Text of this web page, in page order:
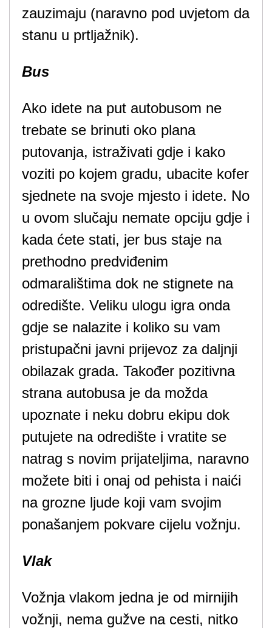
zauzimaju (naravno pod uvjetom da
stanu u prtljažnik).
Bus
Ako idete na put autobusom ne
trebate se brinuti oko plana
putovanja, istraživati gdje i kako
voziti po kojem gradu, ubacite kofer
sjednete na svoje mjesto i idete. No
u ovom slučaju nemate opciju gdje i
kada ćete stati, jer bus staje na
prethodno predviđenim
odmaralištima dok ne stignete na
odredište. Veliku ulogu igra onda
gdje se nalazite i koliko su vam
pristupačni javni prijevoz za daljnji
obilazak grada. Također pozitivna
strana autobusa je da možda
upoznate i neku dobru ekipu dok
putujete na odredište i vratite se
natrag s novim prijateljima, naravno
možete biti i onaj od pehista i naići
na grozne ljude koji vam svojim
ponašanjem pokvare cijelu vožnju.
Vlak
Vožnja vlakom jedna je od mirnijih
vožnji, nema gužve na cesti, nitko